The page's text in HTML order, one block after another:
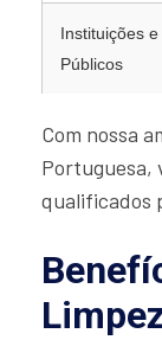
Instituições
Públicos
Com nossa
Portuguesa,
qualificados